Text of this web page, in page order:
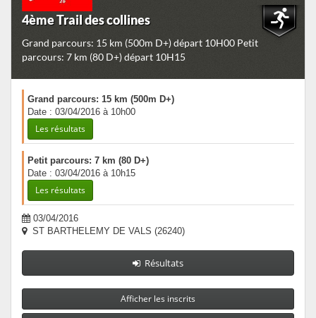
4ème Trail des collines
Grand parcours: 15 km (500m D+) départ 10H00 Petit
parcours: 7 km (80 D+) départ 10H15
Grand parcours: 15 km (500m D+)
Date : 03/04/2016 à 10h00
Les résultats
Petit parcours: 7 km (80 D+)
Date : 03/04/2016 à 10h15
Les résultats
03/04/2016
ST BARTHELEMY DE VALS (26240)
Résultats
Afficher les inscrits